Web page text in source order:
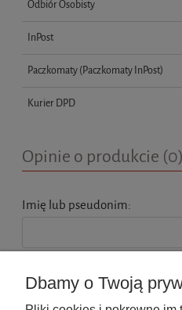
Odbiór Osobisty
InPost
Paczkomaty(Paczkomaty InPost)
Kurier DPD
Opinie o produkcie (0)
Imię lub pseudonim:
Dbamy o Twoją